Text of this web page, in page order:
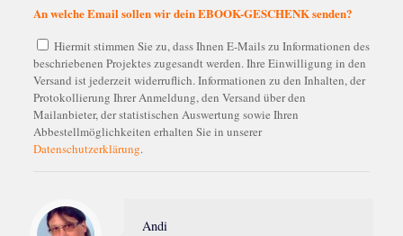
An welche Email sollen wir dein EBOOK-GESCHENK senden?
Hiermit stimmen Sie zu, dass Ihnen E-Mails zu Informationen des
beschriebenen Projektes zugesandt werden. Ihre Einwilligung in den
Versand ist jederzeit widerruflich. Informationen zu den Inhalten, der
Protokollierung Ihrer Anmeldung, den Versand über den
Mailanbieter, der statistischen Auswertung sowie Ihren
Abbestellmöglichkeiten erhalten Sie in unserer
Datenschutzerklärung.
Andi